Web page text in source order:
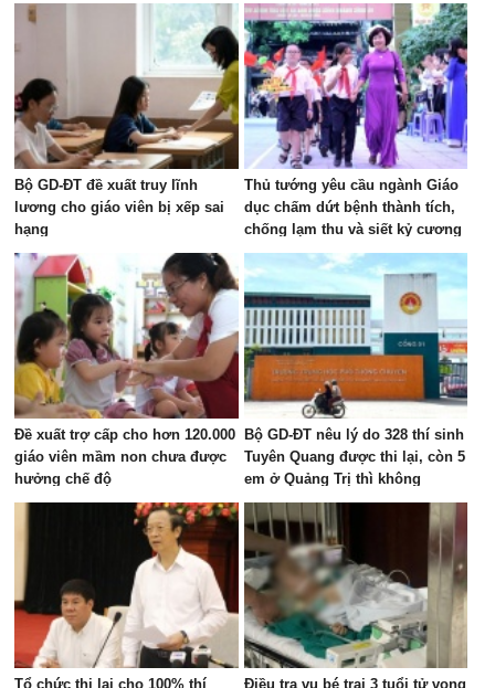
Bộ GD-ĐT đề xuất truy lĩnh
lương cho giáo viên bị xếp sai
hạng
Thủ tướng yêu cầu ngành Giáo
dục chấm dứt bệnh thành tích,
chống lạm thu và siết kỷ cương
trường học
Đề xuất trợ cấp cho hơn 120.000
giáo viên mầm non chưa được
hưởng chế độ
Bộ GD-ĐT nêu lý do 328 thí sinh
Tuyên Quang được thi lại, còn 5
em ở Quảng Trị thì không
Tổ chức thi lại cho 100% thí Điều tra vụ bé trai 3 tuổi tử vong